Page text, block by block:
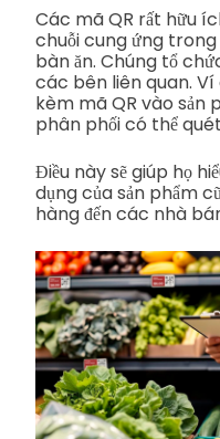
Các mã QR rất hữu
chuỗi cung ứng
bàn ăn. Chúng tổ
các bên liên quan.
kèm mã QR vào sản
phân phối có thể
Điều này sẽ giúp họ
dụng của sản phẩm
hàng đến các nhà